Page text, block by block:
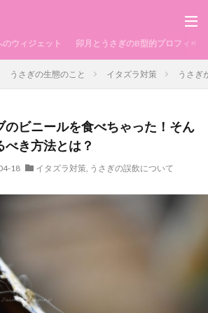
ウィジェット 卯月とうさぎのB型的プロフィール
うさぎの生態のこと イタズラ対策 うさぎ
のビニールを食べちゃった！そん
き方法とは？
18 イタズラ対策, うさぎの誤飲について